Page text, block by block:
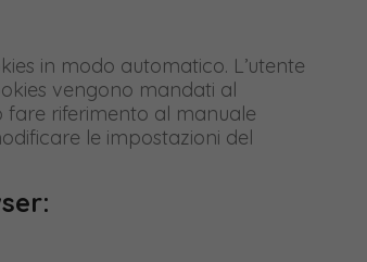
in modo automatico. L’utente
vengono mandati al
fare riferimento al manuale
le impostazioni del